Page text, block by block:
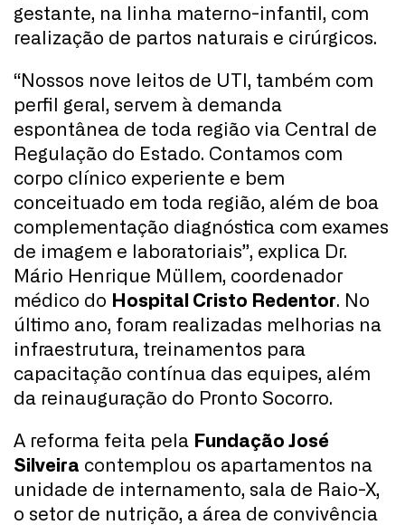
gestante, na linha materno-infantil, com
realização de partos naturais e cirúrgicos.
“Nossos nove leitos de UTI, também com
perfil geral, servem à demanda
espontânea de toda região via Central de
Regulação do Estado. Contamos com
corpo clínico experiente e bem
conceituado em toda região, além de boa
complementação diagnóstica com exames
de imagem e laboratoriais”, explica Dr.
Mário Henrique Müllem, coordenador
médico do Hospital Cristo Redentor. No
último ano, foram realizadas melhorias na
infraestrutura, treinamentos para
capacitação contínua das equipes, além
da reinauguração do Pronto Socorro.
A reforma feita pela Fundação José
Silveira contemplou os apartamentos na
unidade de internamento, sala de Raio-X,
o setor de nutrição, a área de convivência